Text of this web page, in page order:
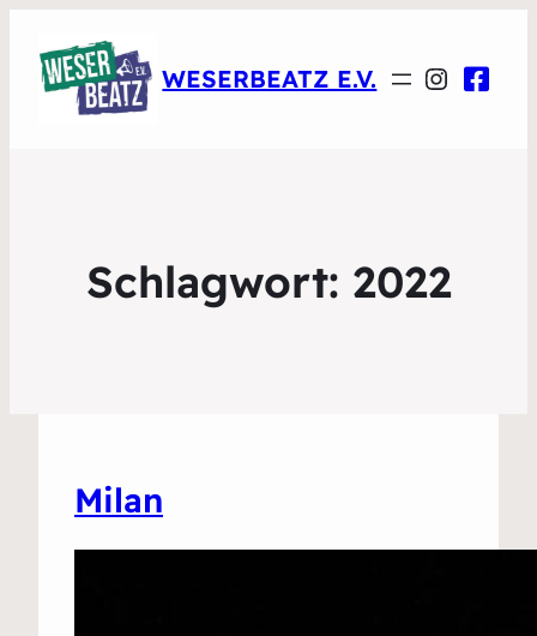
WESERBEATZ E.V.
Schlagwort: 2022
Milan